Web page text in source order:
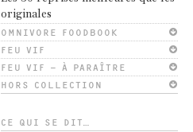
originales
OMNIVORE FOODBOOK
FEU VIF
FEU VIF – À PARAÎTRE
HORS COLLECTION
CE QUI SE DIT…